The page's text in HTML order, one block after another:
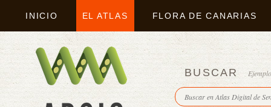
INICIO EL ATLAS FLORA DE CANARIAS
BUSCAR